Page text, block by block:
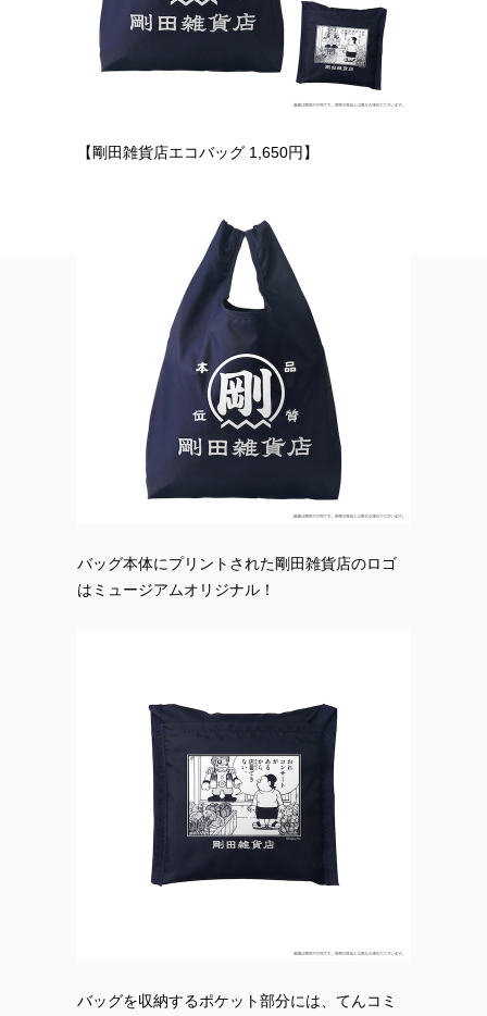
【剛田雑貨店エコバッグ 1,650円】
バッグ本体にプリントされた剛田雑貨店のロゴ
はミュージアムオリジナル！
バッグを収納するポケット部分には、てんコミ